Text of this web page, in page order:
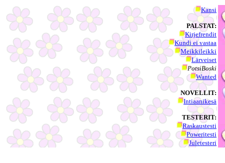
Kansi
PALSTAT:
Kirjefrendit
Kundi ei vastaa
Meikkileikki
Lärveiset
PotsiBoski
Wanted
NOVELLIT:
Intiaanikesä
TESTERIT:
Raskaustesti
Poweritesti
Juletesteri